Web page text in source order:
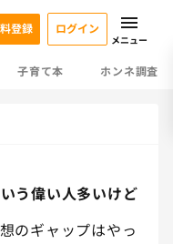
子育て本 ホンネ調査
登録 ログイン
メニュー
う偉い人多いけど
のギャップはやっ